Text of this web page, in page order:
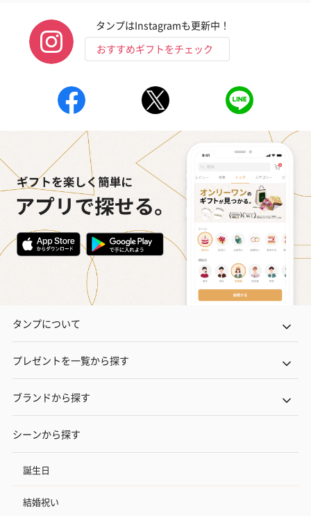
タンプはInstagramも更新中！
おすすめギフトをチェック
タンプについて
プレゼントを一覧から探す
ブランドから探す
シーンから探す
誕生日
結婚祝い